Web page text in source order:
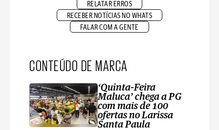
RELATAR ERROS
RECEBER NOTÍCIAS NO WHATS
FALAR COM A GENTE
CONTEÚDO DE MARCA
‘Quinta-Feira
Maluca’ chega a PG
com mais de 100
ofertas no Larissa
Santa Paula